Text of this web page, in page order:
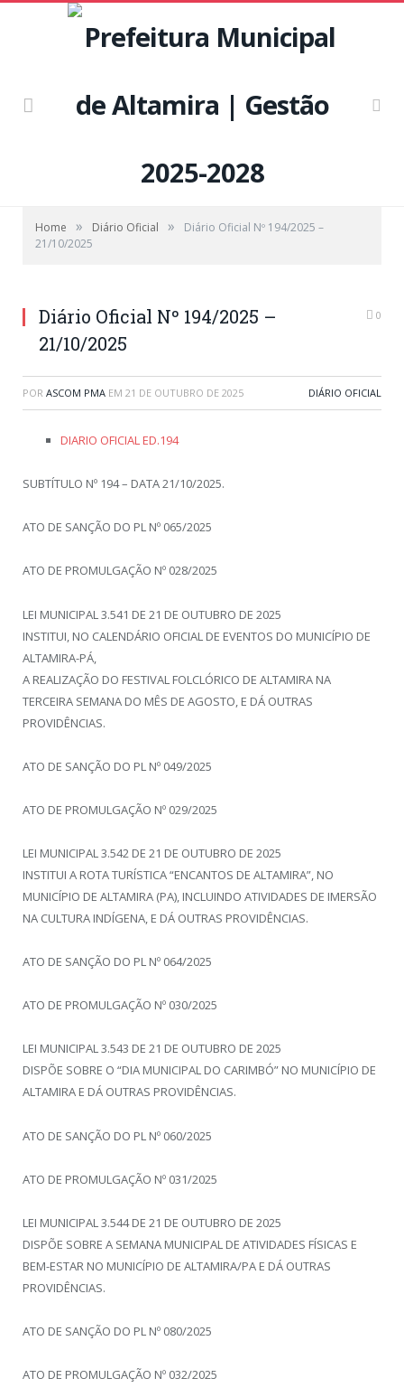
Home » Diário Oficial »
Diário Oficial Nº 194/2025 –
21/10/2025
Diário Oficial Nº 194/2025 –
21/10/2025
0
POR ASCOM PMA EM 21 DE OUTUBRO DE 2025 DIÁRIO OFICIAL
DIARIO OFICIAL ED.194
SUBTÍTULO Nº 194 – DATA 21/10/2025.
ATO DE SANÇÃO DO PL Nº 065/2025
ATO DE PROMULGAÇÃO Nº 028/2025
LEI MUNICIPAL 3.541 DE 21 DE OUTUBRO DE 2025
INSTITUI, NO CALENDÁRIO OFICIAL DE EVENTOS DO MUNICÍPIO DE
ALTAMIRA-PÁ,
A REALIZAÇÃO DO FESTIVAL FOLCLÓRICO DE ALTAMIRA NA
TERCEIRA SEMANA DO MÊS DE AGOSTO, E DÁ OUTRAS
PROVIDÊNCIAS.
ATO DE SANÇÃO DO PL Nº 049/2025
ATO DE PROMULGAÇÃO Nº 029/2025
LEI MUNICIPAL 3.542 DE 21 DE OUTUBRO DE 2025
INSTITUI A ROTA TURÍSTICA “ENCANTOS DE ALTAMIRA”, NO
MUNICÍPIO DE ALTAMIRA (PA), INCLUINDO ATIVIDADES DE IMERSÃO
NA CULTURA INDÍGENA, E DÁ OUTRAS PROVIDÊNCIAS.
ATO DE SANÇÃO DO PL Nº 064/2025
ATO DE PROMULGAÇÃO Nº 030/2025
LEI MUNICIPAL 3.543 DE 21 DE OUTUBRO DE 2025
DISPÕE SOBRE O “DIA MUNICIPAL DO CARIMBÓ” NO MUNICÍPIO DE
ALTAMIRA E DÁ OUTRAS PROVIDÊNCIAS.
ATO DE SANÇÃO DO PL Nº 060/2025
ATO DE PROMULGAÇÃO Nº 031/2025
LEI MUNICIPAL 3.544 DE 21 DE OUTUBRO DE 2025
DISPÕE SOBRE A SEMANA MUNICIPAL DE ATIVIDADES FÍSICAS E
BEM-ESTAR NO MUNICÍPIO DE ALTAMIRA/PA E DÁ OUTRAS
PROVIDÊNCIAS.
ATO DE SANÇÃO DO PL Nº 080/2025
ATO DE PROMULGAÇÃO Nº 032/2025